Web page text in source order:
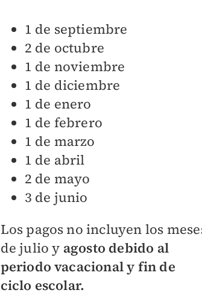
1 de septiembre
2 de octubre
1 de noviembre
1 de diciembre
1 de enero
1 de febrero
1 de marzo
1 de abril
2 de mayo
3 de junio
Los pagos no incluyen los
de julio y agosto debido al
periodo vacacional y fin de
ciclo escolar.